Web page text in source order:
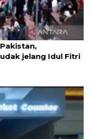
jelang Idul Fitri